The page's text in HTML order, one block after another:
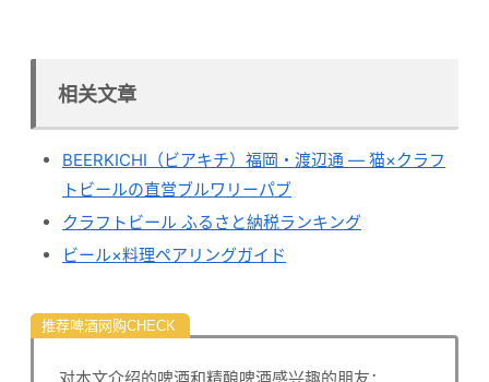
相关文章
BEERKICHI（ビアキチ）福岡・渡辺通 — 猫×クラフ
トビールの直営ブルワリーパブ
クラフトビール ふるさと納税ランキング
ビール×料理ペアリングガイド
推荐啤酒网购
对本文介绍的啤酒和精酿啤酒感兴趣的朋友：